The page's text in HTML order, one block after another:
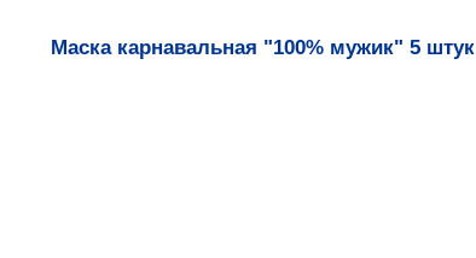
Маска карнавальная "100% мужик" 5 штук